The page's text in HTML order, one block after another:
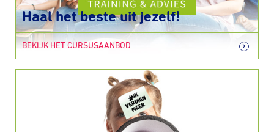
Haal het beste uit jezelf!
BEKIJK HET CURSUSAANBOD